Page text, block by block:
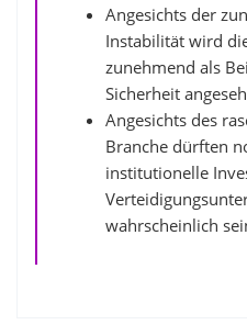
Angesichts der
Instabilität wird
zunehmend als
Sicherheit
Angesichts des
Branche dürften
institutionelle
wahrscheinlich